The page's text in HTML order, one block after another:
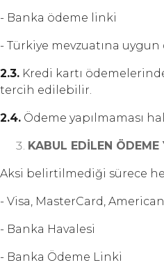
- Banka ödeme linki
- Türkiye mevzuatına
2.3. Kredi kartı
tercih edilebilir.
2.4. Ödeme yapılmaması
KABUL EDİLEN ÖDEME
Aksi belirtilmediği sürece
- Visa, MasterCard,
- Banka Havalesi
- Banka Ödeme Linki